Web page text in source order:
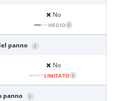
No
MEDIO i
panno i
No
LIMITATO i
panno i